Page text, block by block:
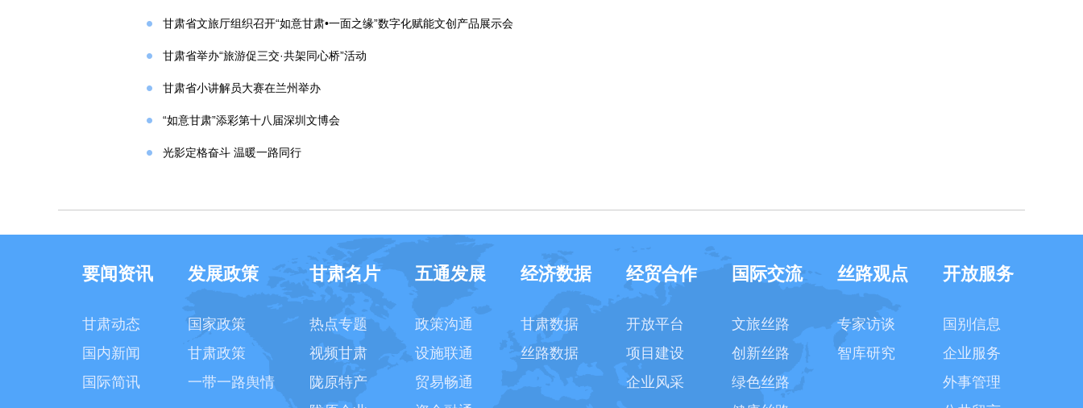
甘肃省文旅厅组织召开“如意甘肃•一面之缘”数字化赋能文创产品展示会
甘肃省举办“旅游促三交·共架同心桥”活动
甘肃省小讲解员大赛在兰州举办
“如意甘肃”添彩第十八届深圳文博会
光影定格奋斗 温暖一路同行
要闻资讯
甘肃动态
国内新闻
国际简讯
发展政策
国家政策
甘肃政策
一带一路舆情
甘肃名片
热点专题
视频甘肃
陇原特产
五通发展
政策沟通
设施联通
贸易畅通
经济数据
甘肃数据
丝路数据
经贸合作
开放平台
项目建设
企业风采
国际交流
文旅丝路
创新丝路
绿色丝路
丝路观点
专家访谈
智库研究
开放服务
国别信息
企业服务
外事管理